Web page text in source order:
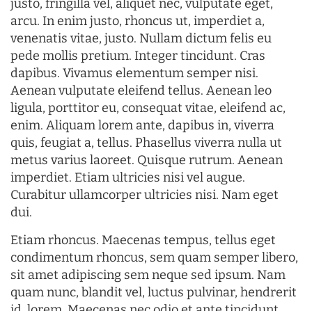
justo, fringilla vel, aliquet nec, vulputate eget,
arcu. In enim justo, rhoncus ut, imperdiet a,
venenatis vitae, justo. Nullam dictum felis eu
pede mollis pretium. Integer tincidunt. Cras
dapibus. Vivamus elementum semper nisi.
Aenean vulputate eleifend tellus. Aenean leo
ligula, porttitor eu, consequat vitae, eleifend ac,
enim. Aliquam lorem ante, dapibus in, viverra
quis, feugiat a, tellus. Phasellus viverra nulla ut
metus varius laoreet. Quisque rutrum. Aenean
imperdiet. Etiam ultricies nisi vel augue.
Curabitur ullamcorper ultricies nisi. Nam eget
dui.
Etiam rhoncus. Maecenas tempus, tellus eget
condimentum rhoncus, sem quam semper libero,
sit amet adipiscing sem neque sed ipsum. Nam
quam nunc, blandit vel, luctus pulvinar, hendrerit